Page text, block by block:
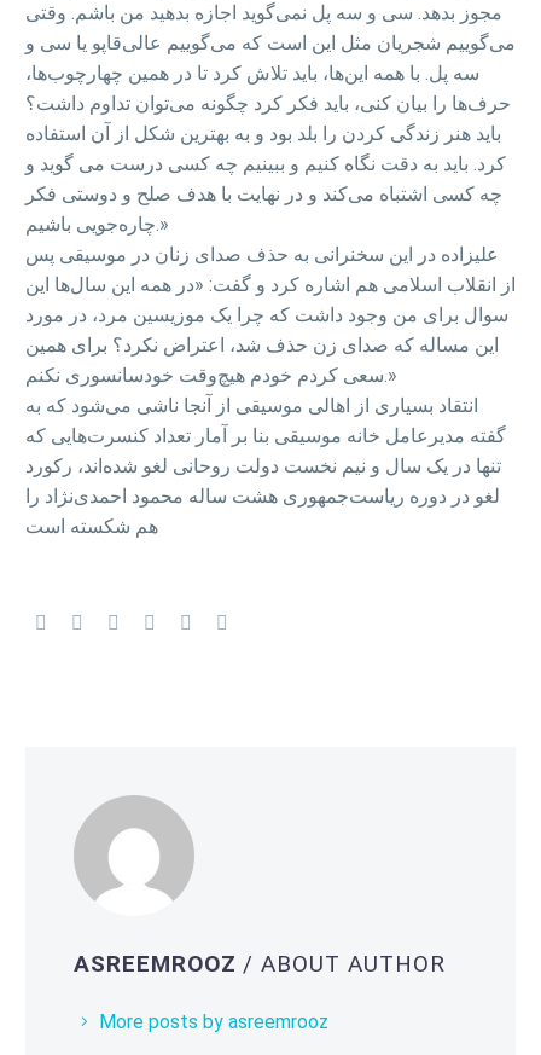
مجوز بدهد. سی و سه پل نمی‌گوید اجازه بدهید من باشم. وقتی
می‌گوییم شجریان مثل این است که می‌گوییم عالی‌قاپو یا سی و
سه پل. با همه‌ این‌ها، باید تلاش کرد تا در همین چهارچوب‌ها،
حرف‌ها را بیان کنی، باید فکر کرد چگونه می‌توان تداوم داشت؟
باید هنر زندگی کردن را بلد بود و به بهترین شکل از آن استفاده
کرد. باید به دقت نگاه کنیم و ببینیم چه کسی درست می گوید و
چه کسی اشتباه می‌کند و در نهایت با هدف صلح و دوستی فکر
چاره‌جویی باشیم.»
علیزاده در این سخنرانی به حذف صدای زنان در موسیقی پس
از انقلاب اسلامی هم اشاره کرد و گفت: «در همه‌ این سال‌ها این
سوال برای من وجود داشت که چرا یک موزیسین مرد، در مورد
این مساله که صدای زن حذف شد، اعتراض نکرد؟ برای همین
سعی کردم خودم هیچ‌وقت خودسانسوری نکنم.»
انتقاد بسیاری از اهالی موسیقی از آنجا ناشی می‌شود که به
گفته مدیرعامل خانه موسیقی بنا بر آمار تعداد کنسرت‌هایی که
تنها در یک سال و نیم نخست دولت روحانی لغو شده‌اند، رکورد
لغو در دوره ریاست‌جمهوری هشت ساله محمود احمدی‌نژاد را
هم شکسته است
ASREEMROOZ / ABOUT AUTHOR
More posts by asreemrooz